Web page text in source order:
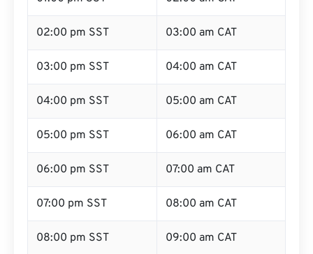
02:00 pm SST 03:00 am CAT
03:00 pm SST 04:00 am CAT
04:00 pm SST 05:00 am CAT
05:00 pm SST 06:00 am CAT
06:00 pm SST 07:00 am CAT
07:00 pm SST 08:00 am CAT
08:00 pm SST 09:00 am CAT